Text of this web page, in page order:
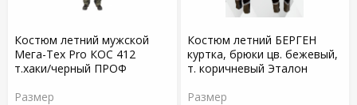
Костюм летний мужской
Мега-Тех Pro КОС 412
т.хаки/черный ПРОФ
Размер
Костюм летний БЕРГЕН
куртка, брюки цв. бежевый,
т. коричневый Эталон
Размер